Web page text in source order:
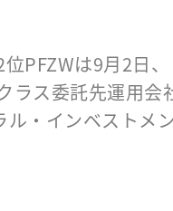
PFZWは9月2日
ラス委託先運用
ル・インベストメ